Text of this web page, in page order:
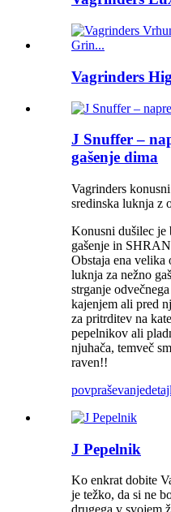
Vagrinders
J Snuffer –
gašenje dima
Vagrinders
sredinska luknja z
Konusni dušilec je
gašenje in
Obstaja ena velika
luknja za nežno
strganje
kajenjem ali pred
za pritrditev na
pepelnikov ali
njuhača, temveč
raven!!
povpraševanjedetajl
J Pepelnik
Ko enkrat dobite
je težko, da si ne